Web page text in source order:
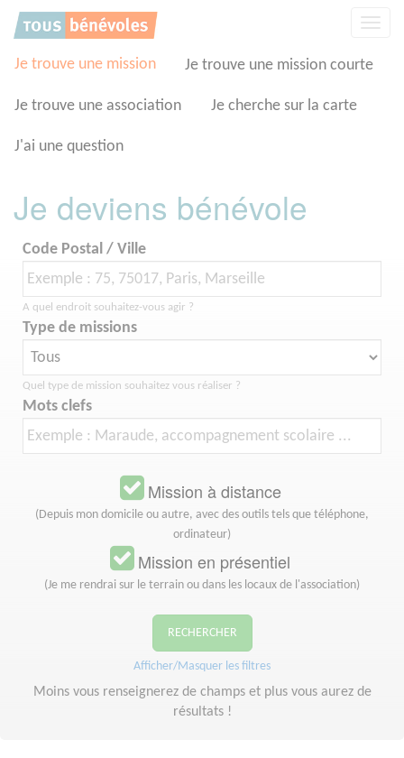
Je trouve une mission Je trouve une mission courte
Je trouve une association Je cherche sur la carte
J'ai une question
Je deviens bénévole
Code Postal / Ville
A quel endroit souhaitez-vous agir ?
Type de missions
Quel type de mission souhaitez vous réaliser ?
Mots clefs
Mission à distance
(Depuis mon domicile ou autre, avec des outils tels que téléphone,
ordinateur)
Mission en présentiel
(Je me rendrai sur le terrain ou dans les locaux de l'association)
RECHERCHER
Afficher/Masquer les filtres
Moins vous renseignerez de champs et plus vous aurez de
résultats !
Panneau de gestion des cookies